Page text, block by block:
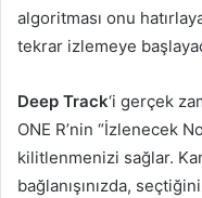
algoritması onu
tekrar izlemeye
Deep Track‘i gerçek
ONE R’nin “İzlenecek
kilitlenmenizi sağlar.
bağlanışınızda,